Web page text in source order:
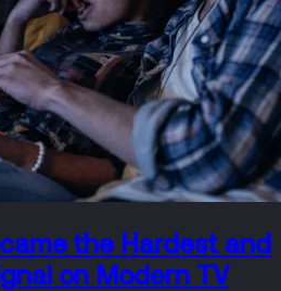
the Hardest and
on Modern TV